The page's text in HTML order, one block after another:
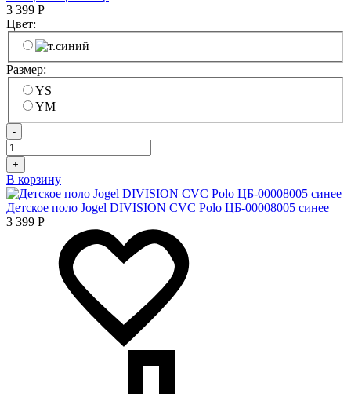
3 399 Р
Цвет:
Размер:
YS
YM
-
+
В корзину
Детское поло Jogel DIVISION CVC Polo ЦБ-00008005 синее
3 399 Р